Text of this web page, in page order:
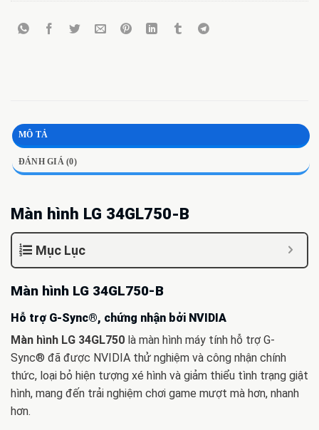
MÔ TẢ
ĐÁNH GIÁ (0)
Màn hình LG 34GL750-B
Mục Lục
Màn hình LG 34GL750-B
Hỗ trợ G-Sync®, chứng nhận bởi NVIDIA
Màn hình LG 34GL750 là màn hình máy tính hỗ trợ G-
Sync® đã được NVIDIA thử nghiệm và công nhận chính
thức, loại bỏ hiện tượng xé hình và giảm thiểu tình trạng giật
hình, mang đến trải nghiệm chơi game mượt mà hơn, nhanh
hơn.